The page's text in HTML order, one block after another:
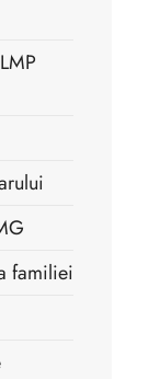
familiei